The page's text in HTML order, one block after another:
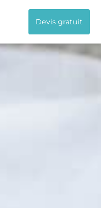
Devis gratuit